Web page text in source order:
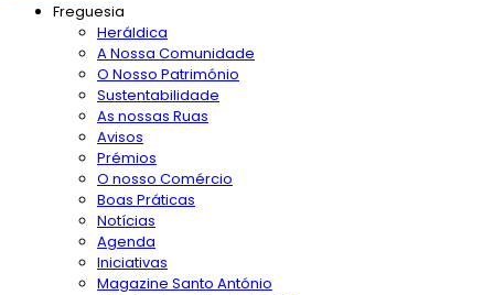
Freguesia
Heráldica
A Nossa Comunidade
O Nosso Património
Sustentabilidade
As nossas Ruas
Avisos
Prémios
O nosso Comércio
Boas Práticas
Notícias
Agenda
Iniciativas
Magazine Santo António